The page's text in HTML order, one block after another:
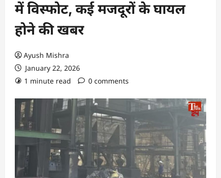
में विस्फोट, कई मजदूरों के घायल
होने की खबर
Ayush Mishra
January 22, 2026
1 minute read
0 comments